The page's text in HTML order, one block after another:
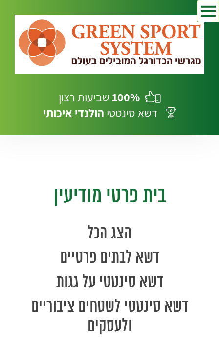
100% שביעות רצון
דשא סינטטי הולנדי איכותי
בית פרטי מודיעין
הצג הכל
דשא לבתים פרטיים
דשא סינטטי על גגות
דשא סינטטי לשטחים ציבוריים
ולעסקים